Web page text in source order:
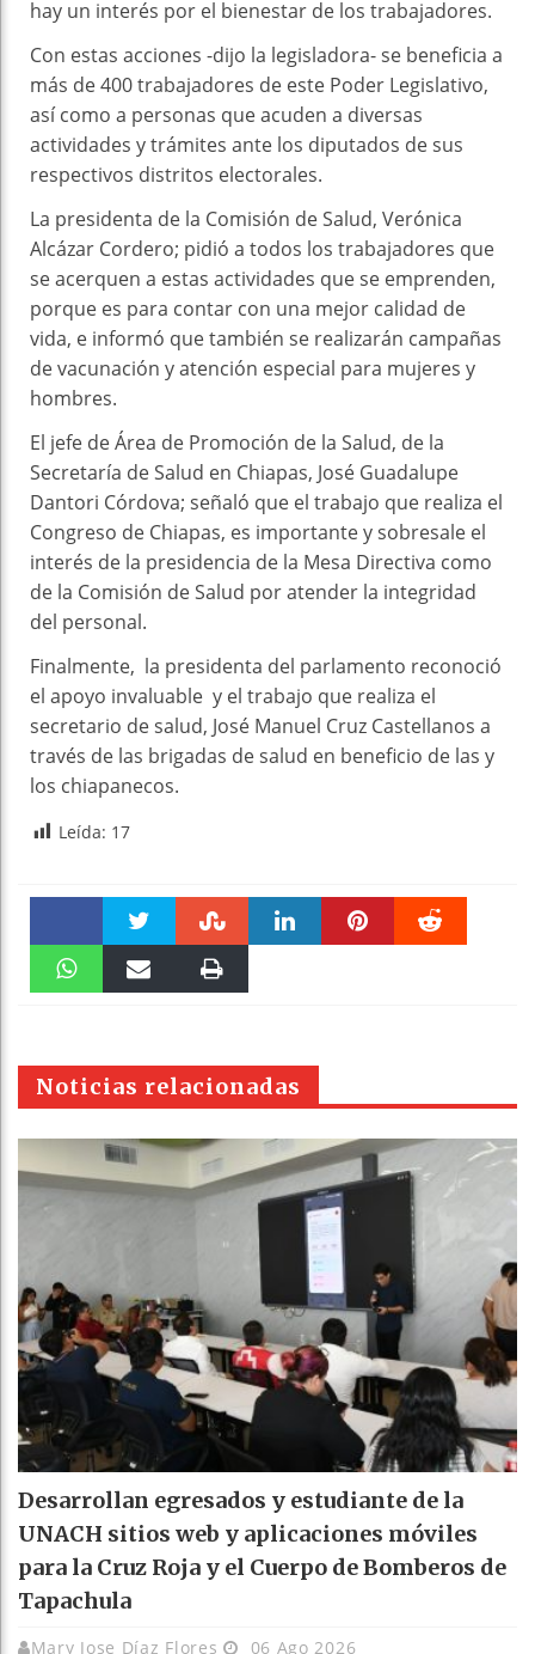
hay un interés por el bienestar de los trabajadores.
Con estas acciones -dijo la legisladora- se beneficia a
más de 400 trabajadores de este Poder Legislativo,
así como a personas que acuden a diversas
actividades y trámites ante los diputados de sus
respectivos distritos electorales.
La presidenta de la Comisión de Salud, Verónica
Alcázar Cordero; pidió a todos los trabajadores que
se acerquen a estas actividades que se emprenden,
porque es para contar con una mejor calidad de
vida, e informó que también se realizarán campañas
de vacunación y atención especial para mujeres y
hombres.
El jefe de Área de Promoción de la Salud, de la
Secretaría de Salud en Chiapas, José Guadalupe
Dantori Córdova; señaló que el trabajo que realiza el
Congreso de Chiapas, es importante y sobresale el
interés de la presidencia de la Mesa Directiva como
de la Comisión de Salud por atender la integridad
del personal.
Finalmente, la presidenta del parlamento reconoció
el apoyo invaluable y el trabajo que realiza el
secretario de salud, José Manuel Cruz Castellanos a
través de las brigadas de salud en beneficio de las y
los chiapanecos.
Leída: 17
Faceboo Twitter Stumble
pt
Noticias relacionadas
Desarrollan egresados y estudiante de la
UNACH sitios web y aplicaciones móviles
para la Cruz Roja y el Cuerpo de Bomberos de
Tapachula
Mary Jose Díaz Flores 06 Ago 2026